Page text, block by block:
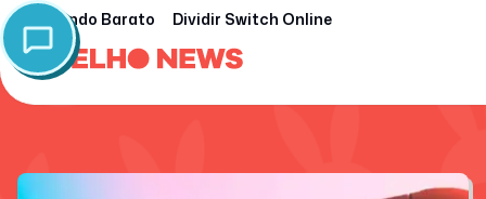
Nintendo Barato Dividir Switch Online